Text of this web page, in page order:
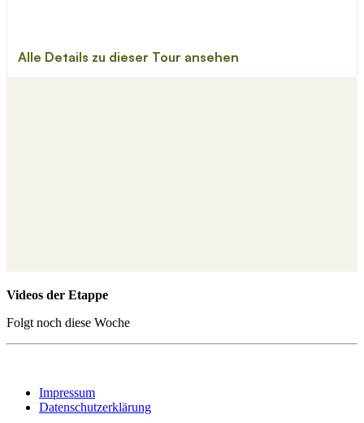
Videos der Etappe
Folgt noch diese Woche
Impressum
Datenschutzerklärung